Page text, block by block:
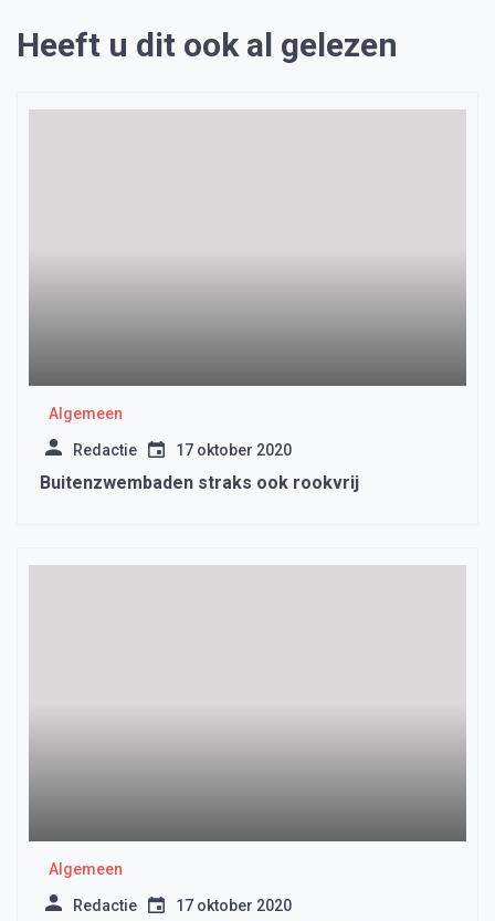
Heeft u dit ook al gelezen
Algemeen
Redactie 17 oktober 2020
Buitenzwembaden straks ook rookvrij
Algemeen
Redactie 17 oktober 2020